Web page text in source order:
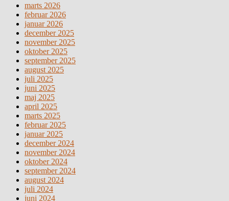
marts 2026
februar 2026
januar 2026
december 2025
november 2025
oktober 2025
september 2025
august 2025
juli 2025
juni 2025
maj 2025
april 2025
marts 2025
februar 2025
januar 2025
december 2024
november 2024
oktober 2024
september 2024
august 2024
juli 2024
juni 2024